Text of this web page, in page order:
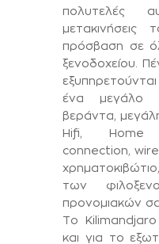
πολυτελές
μετακινήσεις
πρόσβαση σε
ξενοδοχείου.
ένα μεγάλο
βεράντα,
Hifi, Home
connection,
των
προνομιακών
Το Kilimandjaro
και για το